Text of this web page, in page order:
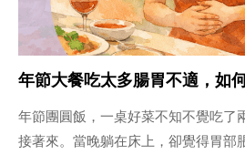
年節大餐吃太多腸胃不適，如
年節團圓飯，一桌好菜不知不覺吃了
接著來。當晚躺在床上，卻覺得胃部